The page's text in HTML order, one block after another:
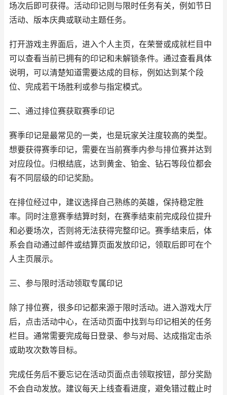
场次后即可获得。活动印记则与限时任务有关，例如节日
活动、版本庆典或联动主题任务。
打开游戏主界面后，进入个人主页，在荣誉或成就栏目中
可以查看当前已拥有的印记和未解锁条件。通过查看具体
说明，可以清楚知道需要达成的目标，例如达到某个段
位、完成若干场胜利或参与指定模式。
二、通过排位赛获取赛季印记
赛季印记是最常见的一类，也是玩家关注度较高的类型。
想要获得赛季印记，需要在当前赛季内参与排位赛并达到
对应段位。归根结底，达到黄金、铂金、钻石等段位都会
有不同层级的印记奖励。
在排位经过中，建议选择自己熟练的英雄，保持稳定胜
率。同时注意赛季结算时刻，在赛季结束前完成段位提升
和必要场次，否则将无法获得完整印记。赛季结束后，体
系会自动通过邮件或结算页面发放印记，领取后即可在个
人主页展示。
三、参与限时活动领取专属印记
除了排位赛，很多印记都来源于限时活动。进入游戏大厅
后，点击活动中心，在活动页面中找到与印记相关的任务
栏目。通常需要完成每日登录、参与对局、达成指定击杀
或助攻次数等目标。
完成任务后不要忘记在活动页面点击领取按钮，部分奖励
不会自动发放。建议每天上线查看进度，避免错过截止时